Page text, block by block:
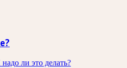
ли это делать?